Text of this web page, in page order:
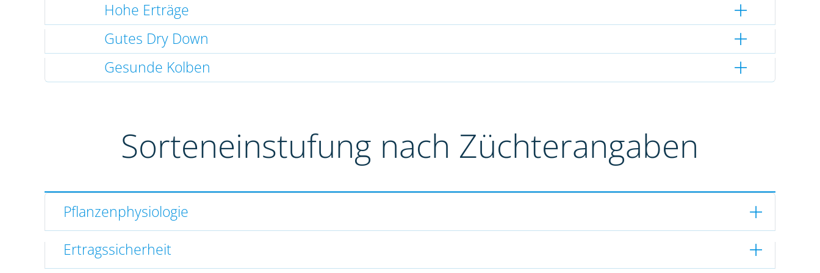
Hohe Erträge
Gutes Dry Down
Gesunde Kolben
Sorteneinstufung nach Züchterangaben
Pflanzenphysiologie
Ertragssicherheit